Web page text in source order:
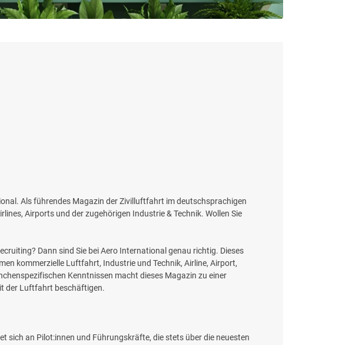
Als führendes Magazin der Zivilluftfahrt im deutschsprachigen
Airports und der zugehörigen Industrie & Technik. Wollen Sie
Dann sind Sie bei Aero International genau richtig. Dieses
kommerzielle Luftfahrt, Industrie und Technik, Airline, Airport,
Kenntnissen macht dieses Magazin zu einer
der Luftfahrt beschäftigen.
sich an Pilot:innen und Führungskräfte, die stets über die neuesten